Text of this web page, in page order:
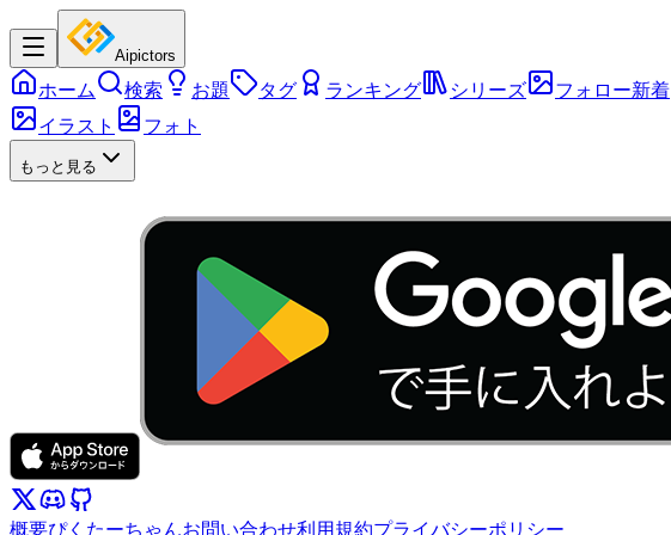
Aipictors
ホーム 検索 お題 タグ ランキング シリーズ フォロー新着
イラスト
フォト
もっと見る
概要ぴくたーちゃんお問い合わせ利用規約プライバシーポリシー